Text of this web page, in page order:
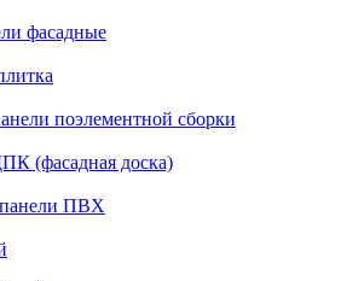
фасадные
поэлементной сборки
(фасадная доска)
ПВХ